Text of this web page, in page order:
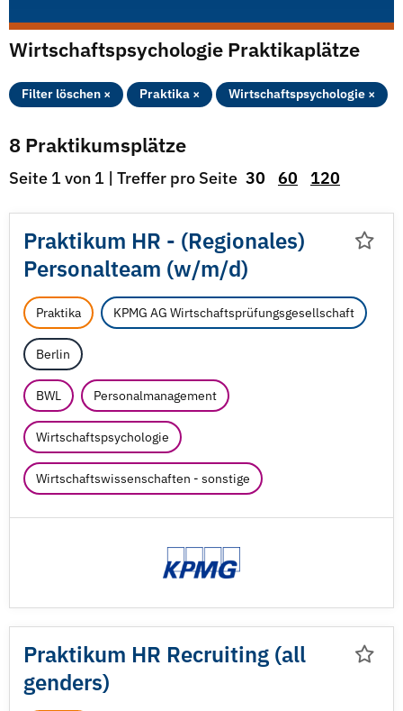
Wirtschaftspsychologie Praktikaplätze
Filter löschen × Praktika × Wirtschaftspsychologie ×
8 Praktikumsplätze
Seite 1 von 1 | Treffer pro Seite 30 60 120
Praktikum HR - (Regionales)
Personalteam (w/m/d)
Praktika KPMG AG Wirtschaftsprüfungsgesellschaft
Berlin
BWL Personalmanagement
Wirtschaftspsychologie
Wirtschaftswissenschaften - sonstige
Praktikum HR Recruiting (all
genders)